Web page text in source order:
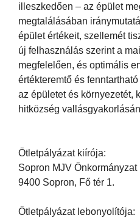
illeszkedően – az épület
megtalálásában
épület értékeit, szellemét
új felhasználás szerint a
megfelelően, és optimális
értékteremtő és
az épületet és környezetét,
hitközség
Ötletpályázat kiírója:
Sopron MJV Önkormányzat
9400 Sopron, Fő tér 1.
Ötletpályázat lebonyolítója: